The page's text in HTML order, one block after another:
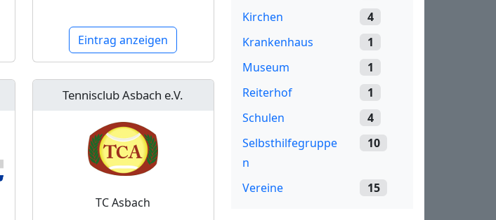
Eintrag anzeigen
Tennisclub Asbach e.V.
TC Asbach
Kirchen
4
Krankenhaus
1
Museum
1
Reiterhof
1
Schulen
4
Selbsthilfegruppe
n
10
Vereine 15